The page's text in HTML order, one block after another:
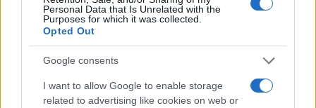
Personal Data that Is Unrelated with the
Purposes for which it was collected.
Opted Out
Google consents
I want to allow Google to enable storage
related to advertising like cookies on web or